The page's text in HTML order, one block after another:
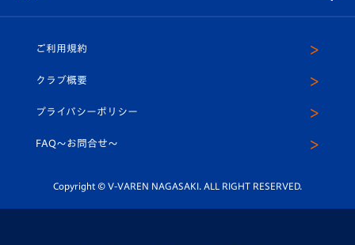
ホームタウン
平和祈念活動
ホームタウン活動
U-18
スクール
ヴィヴィくんインスタグラム
公式LINE＠
ご利用規約
クラブ概要
プライバシーポリシー
FAQ〜お問合せ〜
Copyright © V-VAREN NAGASAKI. ALL RIGHT RESERVED.